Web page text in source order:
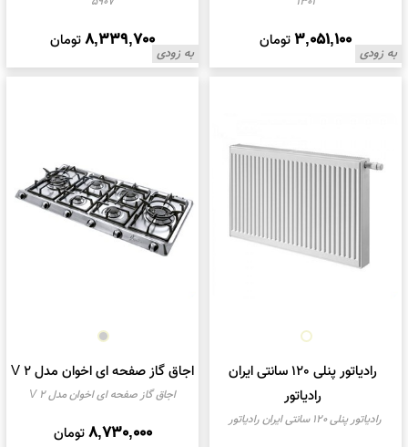
3,051,100تومان
به زودی
8,339,700تومان
به زودی
رادیاتور پنلی 120 سانتی ایران
رادیاتور
رادیاتور پنلی 120 سانتی ایران رادیاتور
اجاق گاز صفحه ای اخوان مدل V 2
اجاق گاز صفحه ای اخوان مدل V 2
8,730,000تومان